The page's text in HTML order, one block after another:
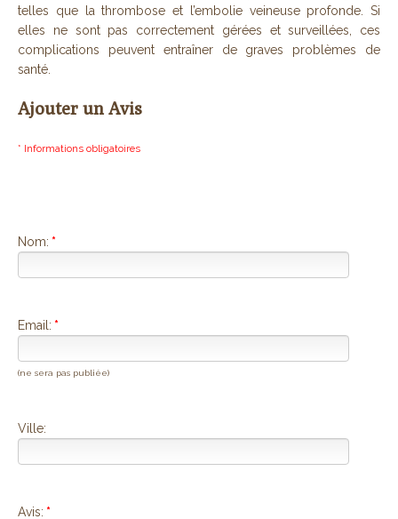
telles que la thrombose et l’embolie veineuse profonde. Si
elles ne sont pas correctement gérées et surveillées, ces
complications peuvent entraîner de graves problèmes de
santé.
Ajouter un Avis
* Informations obligatoires
Nom: *
Email: *
(ne sera pas publiée)
Ville:
Avis: *